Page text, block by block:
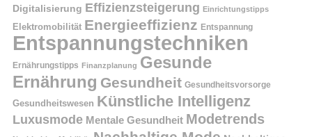
Digitalisierung Effizienzsteigerung Einrichtungstipps
Elektromobilität Energieeffizienz Entspannung
Entspannungstechniken
Ernährungstipps Finanzplanung Gesunde
Ernährung Gesundheit Gesundheitsvorsorge
Gesundheitswesen Künstliche Intelligenz
Luxusmode Mentale Gesundheit Modetrends